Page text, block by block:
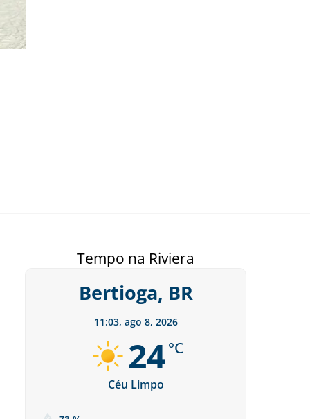
Tempo na Riviera
Bertioga, BR
11:03, ago 8, 2026
24°C
Céu Limpo